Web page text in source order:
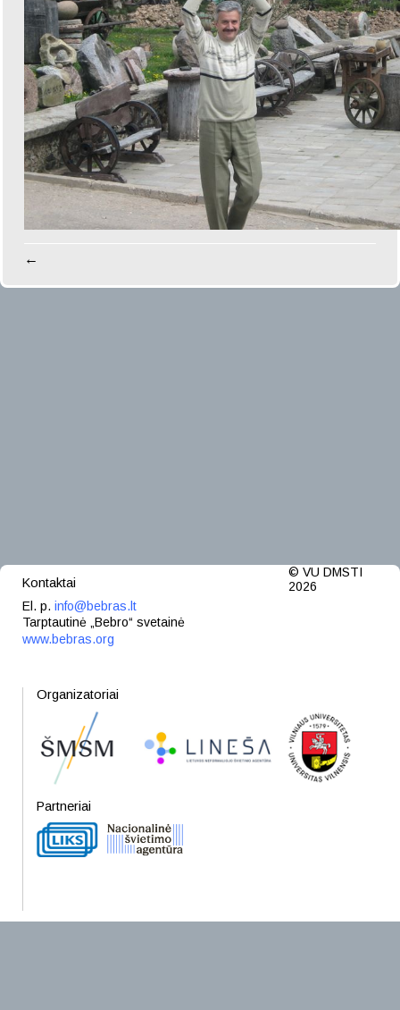
←
© VU DMSTI
2026
Kontaktai
El. p. info@bebras.lt
Tarptautinė „Bebro“ svetainė
www.bebras.org
Organizatoriai
Partneriai